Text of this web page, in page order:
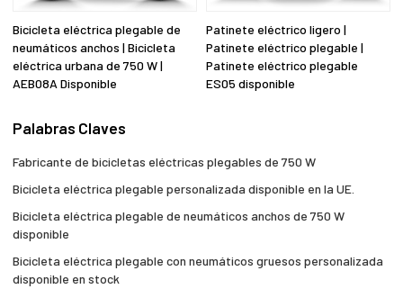
Bicicleta eléctrica plegable de
neumáticos anchos | Bicicleta
eléctrica urbana de 750 W |
AEB08A Disponible
Patinete eléctrico ligero |
Patinete eléctrico plegable |
Patinete eléctrico plegable
ES05 disponible
Palabras Claves
Fabricante de bicicletas eléctricas plegables de 750 W
Bicicleta eléctrica plegable personalizada disponible en la UE.
Bicicleta eléctrica plegable de neumáticos anchos de 750 W
disponible
Bicicleta eléctrica plegable con neumáticos gruesos personalizada
disponible en stock